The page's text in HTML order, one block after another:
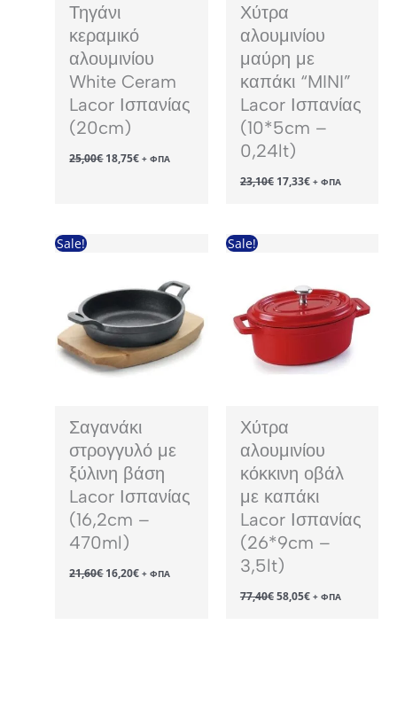
Τηγάνι
κεραμικό
αλουμινίου
White Ceram
Lacor Ισπανίας
(20cm)
25,00€ Original
price
18,75€Η+ ΦΠΑ
Χύτρα
αλουμινίου
μαύρη με
καπάκι “MINI”
Lacor Ισπανίας
(10*5cm –
0,24lt)
23,10€ Original
price
17,33€Η+ ΦΠΑ
Sale!
Σαγανάκι
στρογγυλό με
ξύλινη βάση
Lacor Ισπανίας
(16,2cm –
470ml)
21,60€ Original
price
16,20€Η+ ΦΠΑ
Sale!
Χύτρα
αλουμινίου
κόκκινη οβάλ
με καπάκι
Lacor Ισπανίας
(26*9cm –
3,5lt)
77,40€Original
price
58,05€Η+ ΦΠΑ